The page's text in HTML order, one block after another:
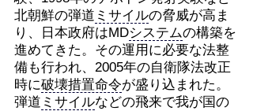
北朝鮮の弾道 ミサイルの脅威が高ま
り、日本政府はMDシステムの構築を
進めてきた。その運用に必要な法整
備も行われ、2005年の自衛隊法改正
時に破壊措置命令が盛り込まれた。
弾道 ミサイルなどの飛来で我が国の